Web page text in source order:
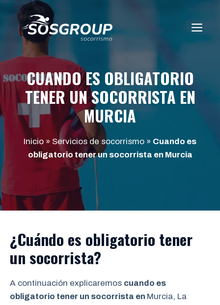
Saltar
contenido
CUANDO ES OBLIGATORIO
TENER UN SOCORRISTA EN
MURCIA
Inicio » Servicios de socorrismo » Cuando es
obligatorio tener un socorrista en Murcia
¿Cuándo es obligatorio tener
un socorrista?
A continuación explicaremos cuando es
obligatorio tener un socorrista en Murcia, La